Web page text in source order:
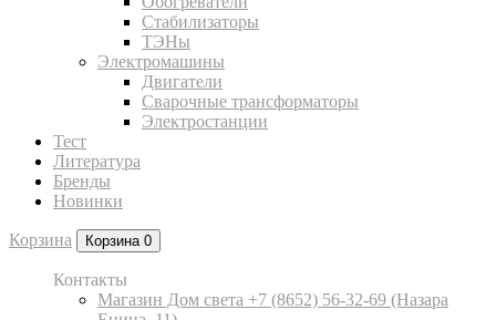
Стабилизаторы
ТЭНы
Электромашины
Двигатели
Сварочные трансформаторы
Электростанции
Тест
Литература
Бренды
Новинки
Корзина Корзина 0
Контакты
Магазин Дом света +7 (8652) 56-32-69 (Назара